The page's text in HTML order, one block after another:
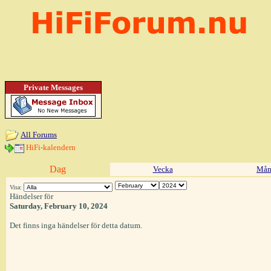
Private Messages
All Forums
HiFi-kalendern
Dag Vecka
Visa:
Händelser för
Saturday, February 10, 2024
Det finns inga händelser för detta datum.